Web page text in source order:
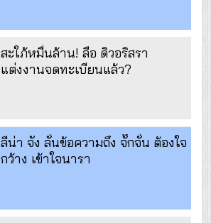
สะใภ้หมื่นล้าน! ลือ ดิวอริสรา
แต่งงานจดทะเบียนแล้ว?
ลีน่า จัง ลั่นข้อความถึง จั๊กจั่น ต้องใจ
กว้าง เข้าใจนารา